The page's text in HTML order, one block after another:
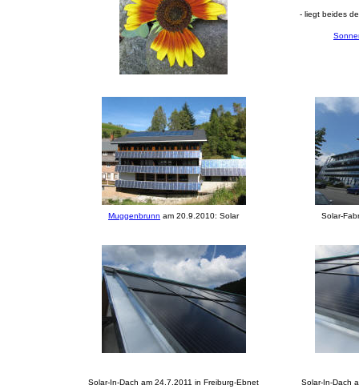
- liegt beides
Muggenbrunn am 20.9.2010: Solar Solar-
Solar-In-Dach am 24.7.2011 in Freiburg-Ebnet Solar-In-Dach